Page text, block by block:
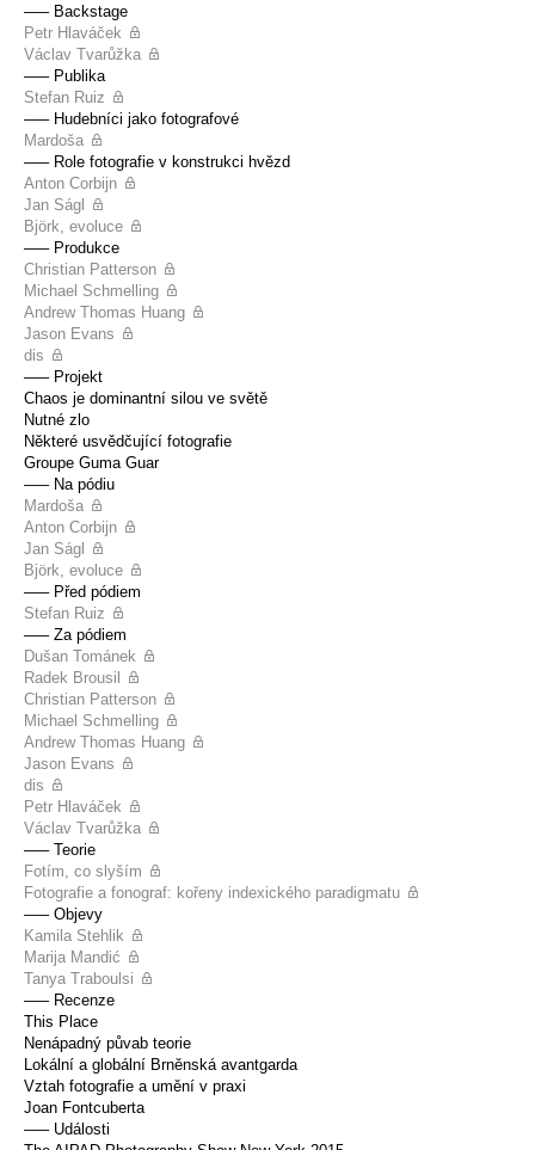
––– Backstage
Petr Hlaváček
Václav Tvarůžka
––– Publika
Stefan Ruiz
––– Hudebníci jako fotografové
Mardoša
––– Role fotografie v konstrukci hvězd
Anton Corbijn
Jan Ságl
Björk, evoluce
––– Produkce
Christian Patterson
Michael Schmelling
Andrew Thomas Huang
Jason Evans
dis
––– Projekt
Chaos je dominantní silou ve světě
Nutné zlo
Některé usvědčující fotografie
Groupe Guma Guar
––– Na pódiu
Mardoša
Anton Corbijn
Jan Ságl
Björk, evoluce
––– Před pódiem
Stefan Ruiz
––– Za pódiem
Dušan Tománek
Radek Brousil
Christian Patterson
Michael Schmelling
Andrew Thomas Huang
Jason Evans
dis
Petr Hlaváček
Václav Tvarůžka
––– Teorie
Fotím, co slyším
Fotografie a fonograf: kořeny indexického paradigmatu
––– Objevy
Kamila Stehlik
Marija Mandić
Tanya Traboulsi
––– Recenze
This Place
Nenápadný půvab teorie
Lokální a globální Brněnská avantgarda
Vztah fotografie a umění v praxi
Joan Fontcuberta
––– Události